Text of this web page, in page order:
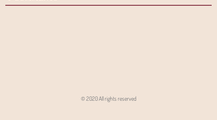
© 2020 All rights reserved